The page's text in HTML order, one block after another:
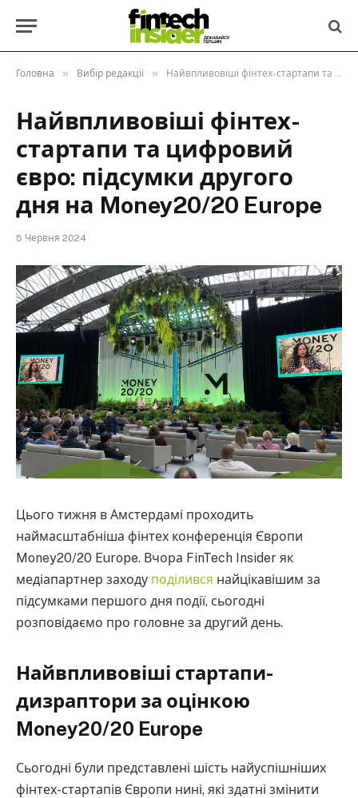
Головна » Вибір редакції » Найвпливовіші фінтех-стартапи та цифровий євро: підсумки другого дня на Money20/20 Europe
Найвпливовіші фінтех-
стартапи та цифровий
євро: підсумки другого
дня на Money20/20 Europe
5 Червня 2024
Цього тижня в Амстердамі проходить
наймасштабніша фінтех конференція Європи
Money20/20 Europe. Вчора FinTech Insider як
медіапартнер заходу поділився найцікавішим за
підсумками першого дня події, сьогодні
розповідаємо про головне за другий день.
Найвпливовіші стартапи-
дизраптори за оцінкою
Money20/20 Europe
Сьогодні були представлені шість найуспішніших
фінтех-стартапів Європи нині, які здатні змінити